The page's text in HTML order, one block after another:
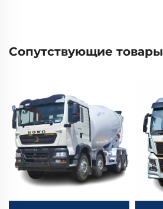
Сопутствующие товары